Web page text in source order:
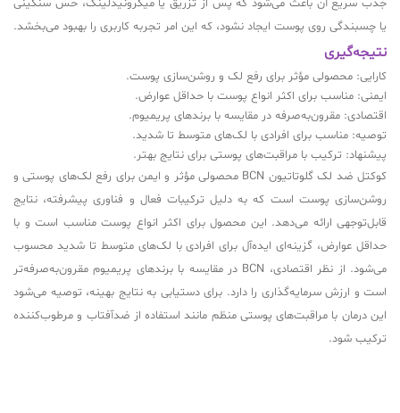
جذب سریع آن باعث می‌شود که پس از تزریق یا میکرونیدلینگ، حس سنگینی
یا چسبندگی روی پوست ایجاد نشود، که این امر تجربه کاربری را بهبود می‌بخشد.
نتیجه‌گیری
کارایی: محصولی مؤثر برای رفع لک و روشن‌سازی پوست.
ایمنی: مناسب برای اکثر انواع پوست با حداقل عوارض.
اقتصادی: مقرون‌به‌صرفه در مقایسه با برندهای پریمیوم.
توصیه: مناسب برای افرادی با لک‌های متوسط تا شدید.
پیشنهاد: ترکیب با مراقبت‌های پوستی برای نتایج بهتر.
کوکتل ضد لک گلوتاتیون BCN محصولی مؤثر و ایمن برای رفع لک‌های پوستی و
روشن‌سازی پوست است که به دلیل ترکیبات فعال و فناوری پیشرفته، نتایج
قابل‌توجهی ارائه می‌دهد. این محصول برای اکثر انواع پوست مناسب است و با
حداقل عوارض، گزینه‌ای ایده‌آل برای افرادی با لک‌های متوسط تا شدید محسوب
می‌شود. از نظر اقتصادی، BCN در مقایسه با برندهای پریمیوم مقرون‌به‌صرفه‌تر
است و ارزش سرمایه‌گذاری را دارد. برای دستیابی به نتایج بهینه، توصیه می‌شود
این درمان با مراقبت‌های پوستی منظم مانند استفاده از ضدآفتاب و مرطوب‌کننده
ترکیب شود.